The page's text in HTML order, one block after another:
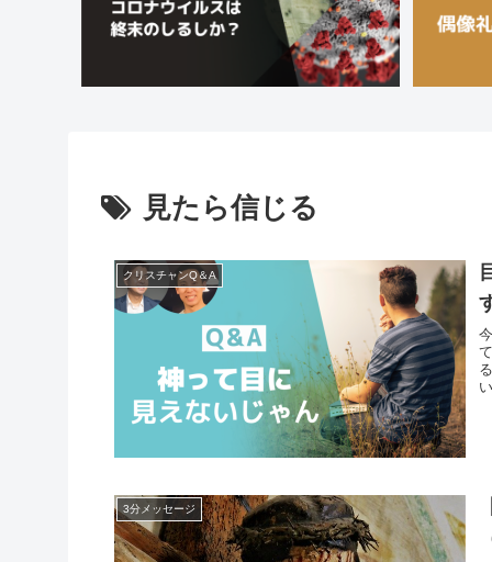
見たら信じる
クリスチャンQ＆A
3分メッセージ